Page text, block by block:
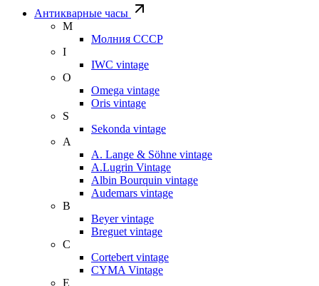
Антикварные часы
М
Молния СССР
I
IWC vintage
O
Omega vintage
Oris vintage
S
Sekonda vintage
A
A. Lange & Söhne vintage
A.Lugrin Vintage
Albin Bourquin vintage
Audemars vintage
B
Beyer vintage
Breguet vintage
C
Cortebert vintage
CYMA Vintage
E